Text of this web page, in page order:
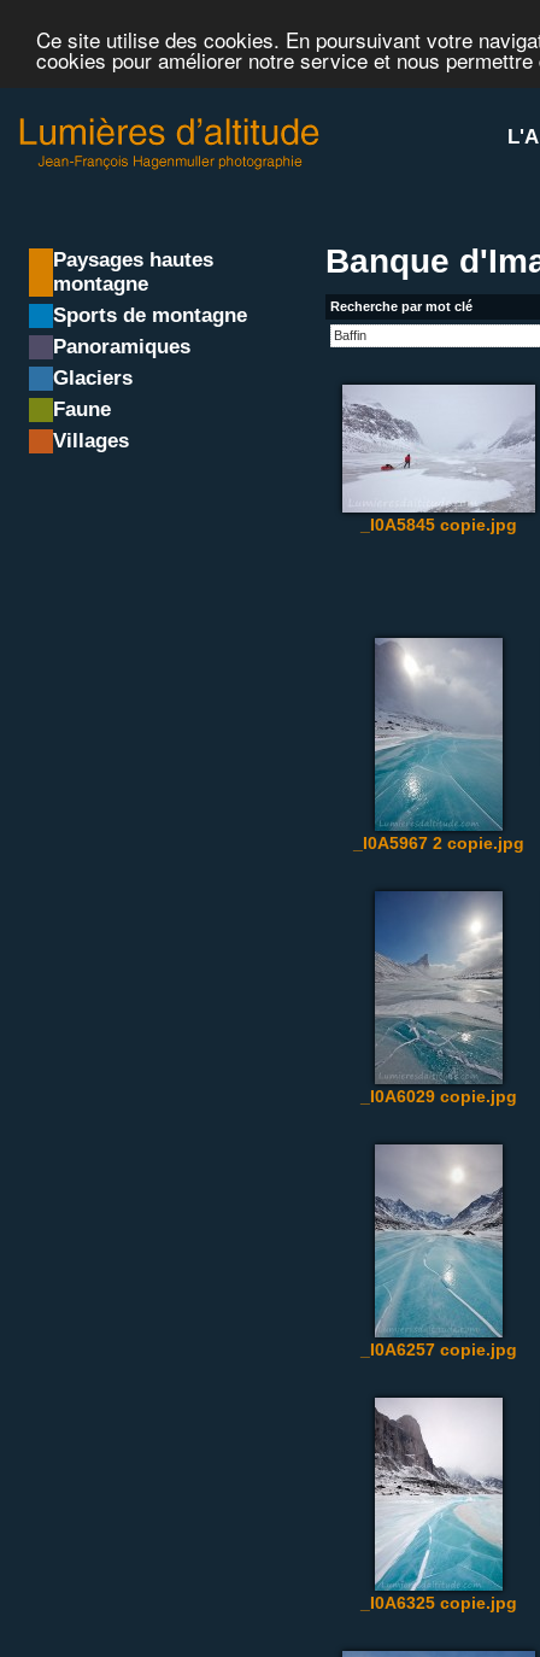
Ce site utilise des cookies. En poursuivant votre
cookies pour améliorer notre service et nous
Paysages hautes
montagne
Sports de montagne
Panoramiques
Glaciers
Faune
Villages
Banque
Recherche par mot clé
_I0A5845 copie.jpg
_I0A5967 2 copie.jpg
_I0A6029 copie.jpg
_I0A6257 copie.jpg
_I0A6325 copie.jpg